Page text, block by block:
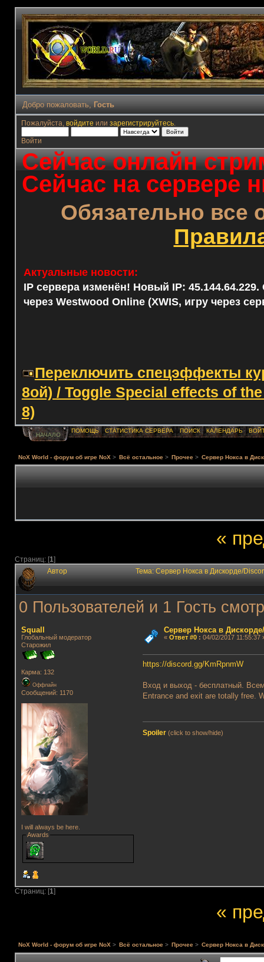
Добро пожаловать, Гость
Пожалуйста, войдите или зарегистрируйтесь.
Войти
Сейчас онлайн
Сейчас на сервере
Обязательно все
Актуальные новости:
IP сервера изменён! Новый IP: 45.144.64.229.
через Westwood Online (XWIS, игру через
Переключить спецэффекты
8ой) / Toggle Special effects of
8)
НАЧАЛО
ПОМОЩЬ СТАТИСТИКА СЕРВЕРА ПОИСК КАЛЕНДАРЬ
NoX World - форум об игре NoX > Всё остальное > Прочее > Сервер Нокса в
«
Страниц: [1]
Автор Тема: Сервер Нокса в Дискорде/
0 Пользователей и 1 Гость
Squall
Глобальный модератор
Старожил
Карма: 132
Оффлайн
Сообщений: 1170
I will always be here.
Awards
Сервер Нокса в
« Ответ #0: 04/02/2017 11:55:37
https://discord.gg/KmRpnmW
Вход и выход - бесплатный.
Entrance and exit are totally free.
Spoiler (click to show/hide)
Страниц: [1]
«
NoX World - форум об игре NoX> Всё остальное > Прочее > Сервер Нокса в